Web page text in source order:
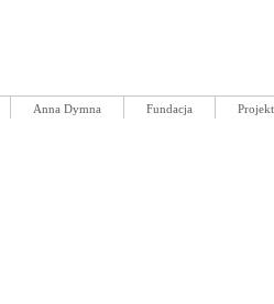
Anna Dymna Fundacja